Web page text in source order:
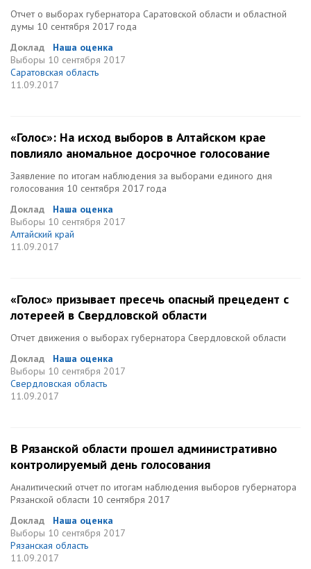
Отчет о выборах губернатора Саратовской области и областной
думы 10 сентября 2017 года
Доклад
Наша оценка
Выборы 10 сентября 2017
Саратовская область
11.09.2017
«Голос»: На исход выборов в Алтайском крае
повлияло аномальное досрочное голосование
Заявление по итогам наблюдения за выборами единого дня
голосования 10 сентября 2017 года
Доклад
Наша оценка
Выборы 10 сентября 2017
Алтайский край
11.09.2017
«Голос» призывает пресечь опасный прецедент с
лотереей в Свердловской области
Отчет движения о выборах губернатора Свердловской области
Доклад
Наша оценка
Выборы 10 сентября 2017
Свердловская область
11.09.2017
В Рязанской области прошел административно
контролируемый день голосования
Аналитический отчет по итогам наблюдения выборов губернатора
Рязанской области 10 сентября 2017
Доклад
Наша оценка
Выборы 10 сентября 2017
Рязанская область
11.09.2017